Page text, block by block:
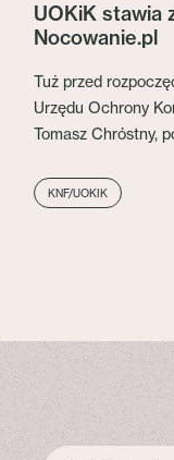
UOKiK stawia
Nocowanie.pl
Tuż przed
Urzędu Ochrony
Tomasz Chróstny,
KNF/UOKIK